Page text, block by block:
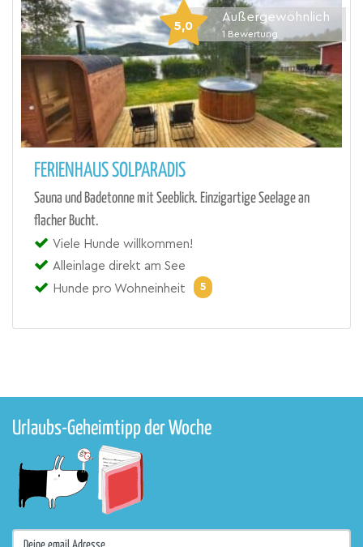
5,0
Außergewöhnlich
1 Bewertung
FERIENHAUS SOLPARADIS
Sauna und Badetonne mit Seeblick. Einzigartige Seelage an
flacher Bucht.
Viele Hunde willkommen!
Alleinlage direkt am See
Hunde pro Wohneinheit
5
Urlaubs-Geheimtipp der Woche